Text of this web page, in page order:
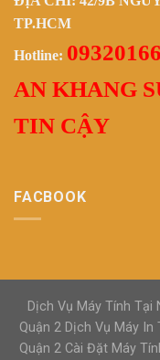
TP.HCM
Hotline:
AN KHANG
TIN CẬY
FACBOOK
Dịch Vụ Máy Tính Tại
Quận 2 Dịch Vụ Máy In
Quận 2 Cài Đặt Máy